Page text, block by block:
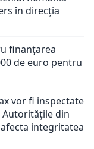
în direcția
finanțarea
de euro pentru
vor fi inspectate
din
integritatea